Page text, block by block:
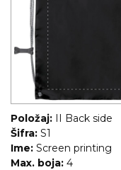
Položaj: II Back side
Šifra: S1
Ime: Screen printing
Max. boja: 4